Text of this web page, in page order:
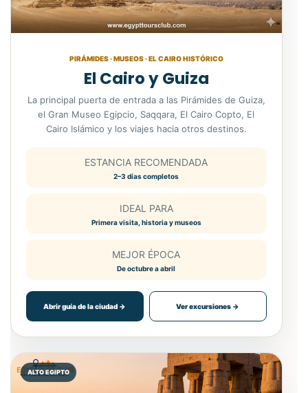
PIRÁMIDES · MUSEOS · EL CAIRO HISTÓRICO
El Cairo y Guiza
La principal puerta de entrada a las Pirámides de Guiza,
el Gran Museo Egipcio, Saqqara, El Cairo Copto, El
Cairo Islámico y los viajes hacia otros destinos.
ESTANCIA RECOMENDADA
2–3 días completos
IDEAL PARA
Primera visita, historia y museos
MEJOR ÉPOCA
De octubre a abril
Abrir guía de la ciudad → Ver excursiones →
ALTO EGIPTO